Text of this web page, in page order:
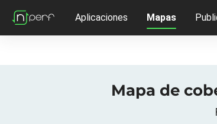
Aplicaciones Mapas
Mapa de